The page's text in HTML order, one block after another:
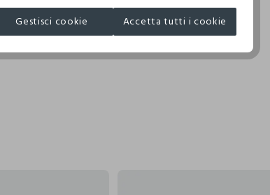
Gestisci cookie Accetta tutti i cookie